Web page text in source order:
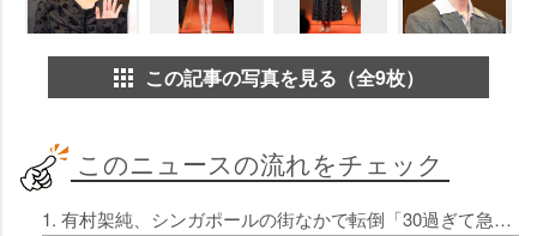
この記事の写真を見る（全9枚）
このニュースの流れをチェック
1. 有村架純、シンガポールの街なかで転倒「30過ぎて急に全力疾走は危ない」